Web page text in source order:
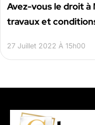
Avez-vous le droit à
travaux et
27 Juillet 2022 À 15h00